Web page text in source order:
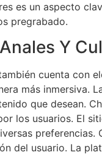
es un aspecto
pregrabado.
Y
cuenta con
más inmersiva.
que desean.
los usuarios. El
del usuario. La